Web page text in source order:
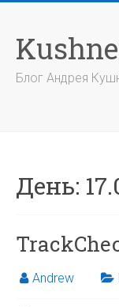
содержимому
Блог Андрея
День:
Andrew